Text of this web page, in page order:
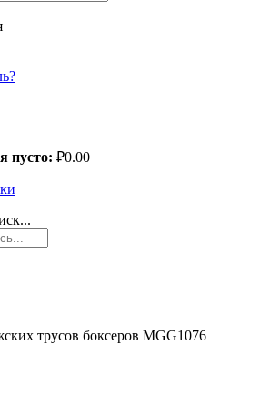
пусто: ₽0.00
трусов боксеров MGG1076